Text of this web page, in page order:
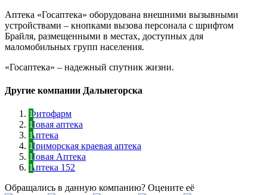
Аптека «Госаптека» оборудована внешними вызывными
устройствами – кнопками вызова персонала с шрифтом
Брайля, размещенными в местах, доступных для
маломобильных групп населения.
«Госаптека» – надежный спутник жизни.
Другие компании Дальнегорска
Фитофарм
Новая аптека
Аптека
Приморская краевая аптека
Новая Аптека
Аптека 152
Обращались в данную компанию? Оцените её